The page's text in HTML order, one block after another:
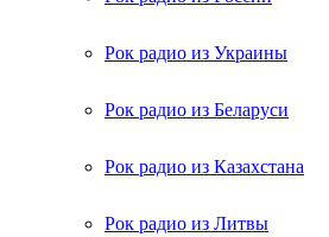
Рок радио из Украины
Рок радио из Беларуси
Рок радио из Казахстана
Рок радио из Литвы